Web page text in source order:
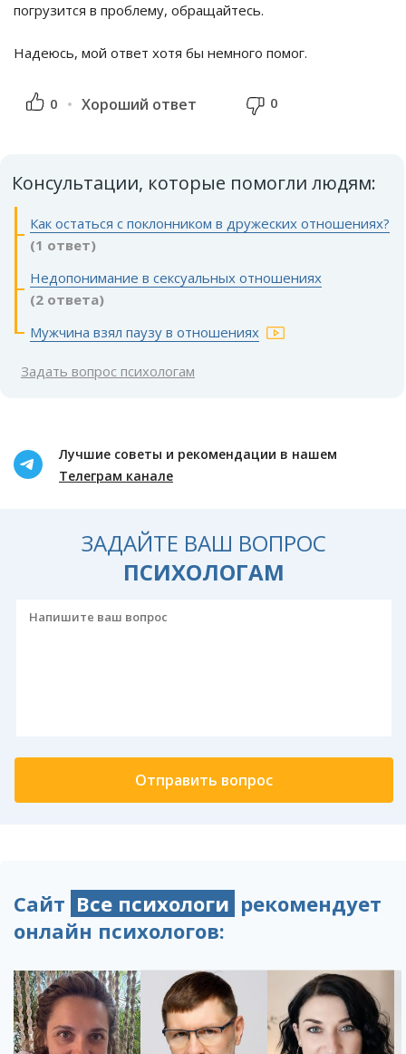
погрузится в проблему, обращайтесь.
Надеюсь, мой ответ хотя бы немного помог.
0 Хороший ответ 0
Консультации, которые помогли людям:
Как остаться с поклонником в дружеских отношениях?
(1 ответ)
Недопонимание в сексуальных отношениях
(2 ответа)
Мужчина взял паузу в отношениях
Задать вопрос психологам
Лучшие советы и рекомендации в нашем
Телеграм канале
ЗАДАЙТЕ ВАШ ВОПРОС
ПСИХОЛОГАМ
Сайт Все психологи рекомендует
онлайн психологов: